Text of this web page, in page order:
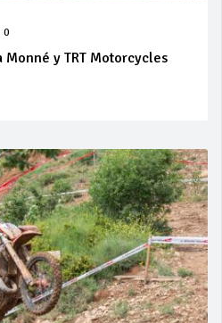
0
y TRT Motorcycles